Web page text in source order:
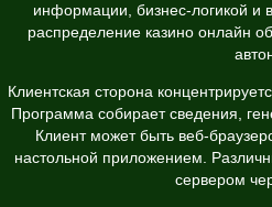
информации, бизнес-логикой и
распределение казино онлайн
Клиентская сторона
Программа собирает сведения,
Клиент может быть веб-
настольной приложением.
сервером